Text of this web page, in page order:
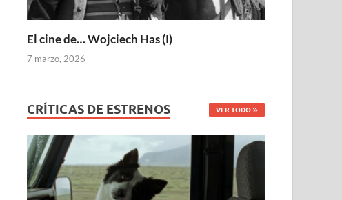
El cine de… Wojciech Has (I)
7 marzo, 2026
CRÍTICAS DE ESTRENOS VER TODO